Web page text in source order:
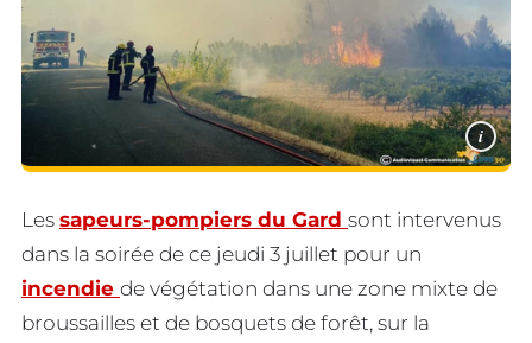
i
Les sapeurs-pompiers du Gard sont intervenus
dans la soirée de ce jeudi 3 juillet pour un
incendie de végétation dans une zone mixte de
broussailles et de bosquets de forêt, sur la